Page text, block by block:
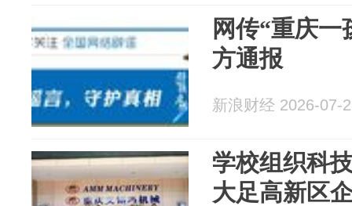
网传“重庆
方通报
新浪财经 2026-07-
学校组织科
大足高新区